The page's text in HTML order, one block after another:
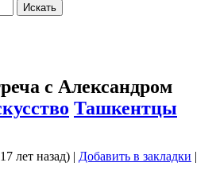
Искать
с Александром
Ташкентцы
лет назад) | Добавить в закладки |